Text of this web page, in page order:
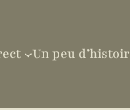
Un peu